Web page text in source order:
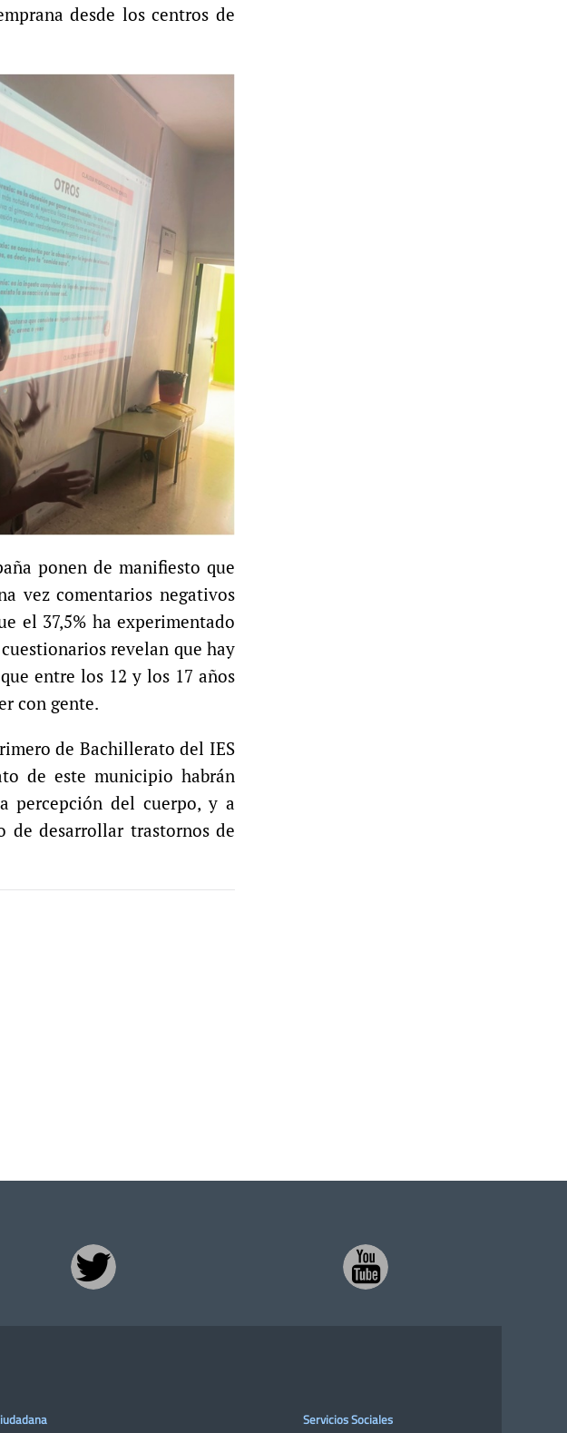
desde los centros de
ponen de manifiesto que
vez comentarios negativos
el 37,5% ha experimentado
revelan que hay
entre los 12 y los 17 años
con gente.
de Bachillerato del IES
de este municipio habrán
percepción del cuerpo, y a
de desarrollar trastornos de
Servicios Sociales